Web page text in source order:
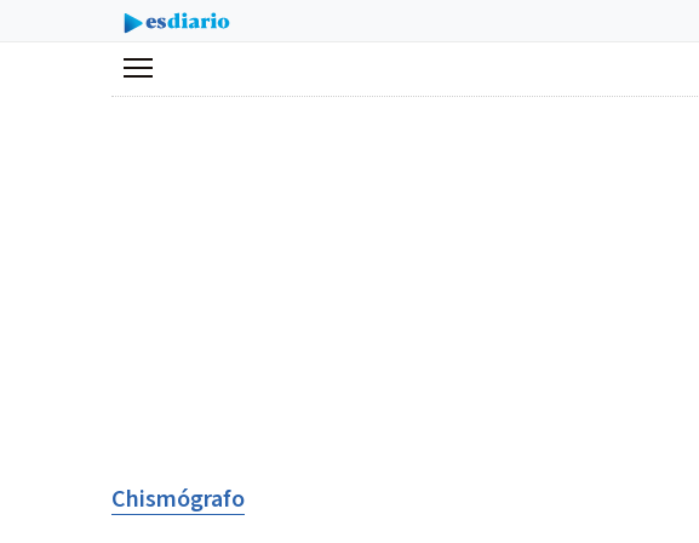
Menú
Chismógrafo